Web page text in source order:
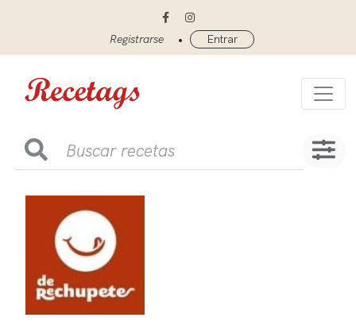
Registrarse • Entrar